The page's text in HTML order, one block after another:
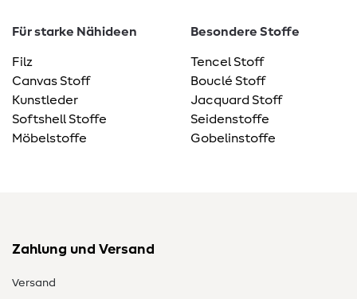
Für starke Nähideen
Filz
Canvas Stoff
Kunstleder
Softshell Stoffe
Möbelstoffe
Besondere Stoffe
Tencel Stoff
Bouclé Stoff
Jacquard Stoff
Seidenstoffe
Gobelinstoffe
Zahlung und Versand
Versand